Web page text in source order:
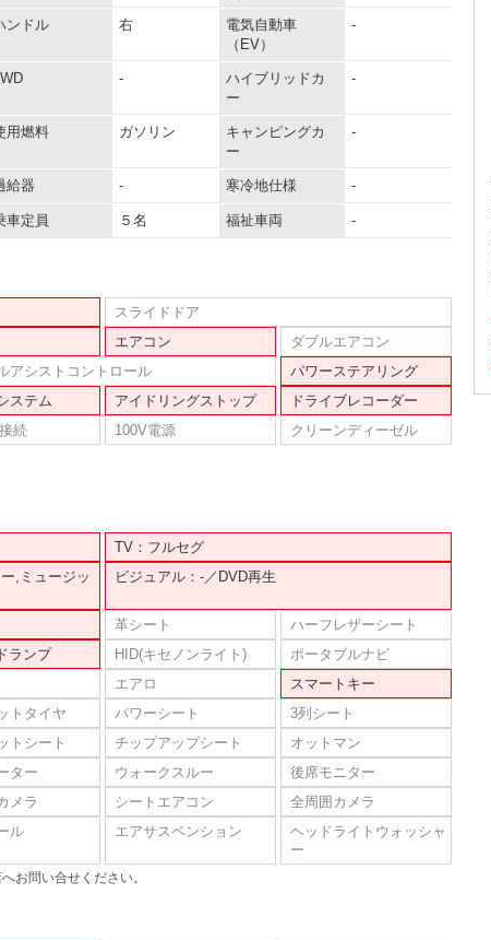
ンドル 右
電気自動車
（EV）
-
-
ハイブリッドカ
ー
-
用燃料 ガソリン
キャンピングカ
ー
-
給器 - 寒冷地仕様 -
車定員 ５名 福祉車両 -
スライドドア
エアコン
ダブルエアコン
アシストコントロール
パワーステアリング
ステム アイドリングストップ
ドライブレコーダー
続 100V電源
クリーンディーゼル
TV：フルセグ
,ミュージッ
ビジュアル：-／DVD再生
革シート
ハーフレザーシート
ランプ HID(キセノンライト)
ポータブルナビ
エアロ
スマートキー
トタイヤ パワーシート
3列シート
トシート チップアップシート
オットマン
ター ウォークスルー
後席モニター
メラ シートエアコン
全周囲カメラ
ル エアサスペンション
ヘッドライトウォッシャ
ー
お問い合せください。